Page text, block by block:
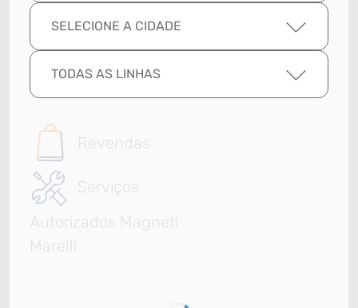
SELECIONE A CIDADE
TODAS AS LINHAS
Revendas
Serviços
Autorizados Magneti
Marelli